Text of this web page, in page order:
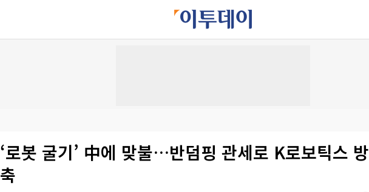
‘로봇 굴기’ 中에 맞불…반덤핑 관세로 K로보틱스
축